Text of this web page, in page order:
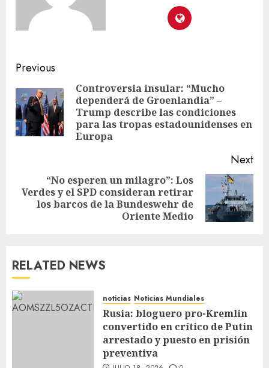
Previous
Controversia insular: “Mucho
dependerá de Groenlandia” –
Trump describe las condiciones
para las tropas estadounidenses en
Europa
Next
“No esperen un milagro”: Los
Verdes y el SPD consideran retirar
los barcos de la Bundeswehr de
Oriente Medio
RELATED NEWS
noticias Noticias Mundiales
Rusia: bloguero pro-Kremlin
convertido en crítico de Putin
arrestado y puesto en prisión
preventiva